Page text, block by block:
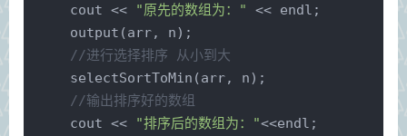
    cout <<
"原先的数组为："
<< endl;
output (arr, n);
//进行选择排序 从小到大
selectSortToMin (arr, n);
//输出排序好的数组
    cout <<
"排序后的数组为："<<endl;